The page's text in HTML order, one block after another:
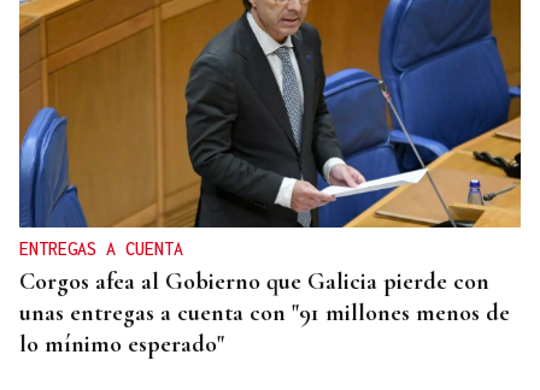
ENTREGAS A CUENTA
Corgos afea al Gobierno que Galicia pierde con
unas entregas a cuenta con "91 millones menos de
lo mínimo esperado"